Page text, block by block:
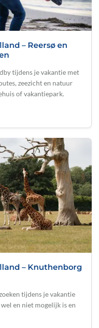
– Reersø en
tijdens je vakantie met
zeezicht en natuur
of vakantiepark.
– Knuthenborg
tijdens je vakantie
en niet mogelijk is en